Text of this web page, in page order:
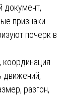
документ,
признаки
почерк в
координация
движений,
разгон,